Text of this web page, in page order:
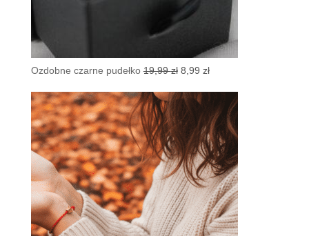
Ozdobne czarne pudełko 19,99zł Pierwotna
wynosiła:
19,99 zł.
8,99 złAktualna
wynosi:
8,99 zł.